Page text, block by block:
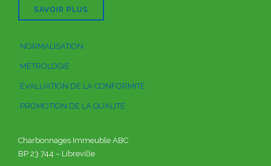
SAVOIR PLUS
NORMALISATION
MÉTROLOGIE
ÉVALUATION DE LA CONFORMITÉ
PROMOTION DE LA QUALITÉ
Charbonnages Immeuble ABC
BP 23 744 – Libreville